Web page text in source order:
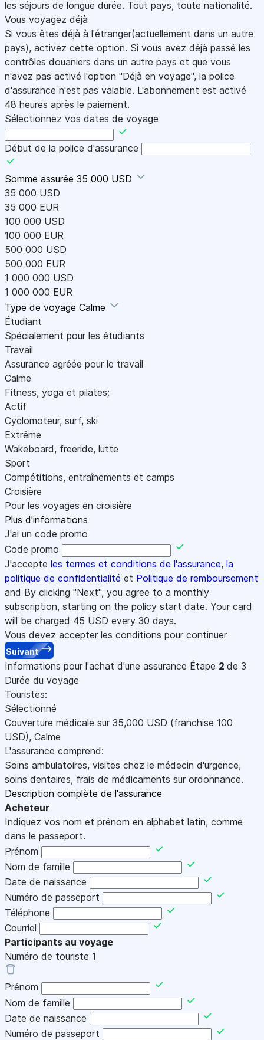
les séjours de longue durée. Tout pays, toute nationalité.
Vous voyagez déjà
Si vous êtes déjà à l'étranger(actuellement dans un autre
pays), activez cette option. Si vous avez déjà passé les
contrôles douaniers dans un autre pays et que vous
n'avez pas activé l'option "Déjà en voyage", la police
d'assurance n'est pas valable. L'abonnement est activé
48 heures après le paiement.
Sélectionnez vos dates de voyage
Début de la police d'assurance
Somme assurée 35 000 USD
35 000 USD
35 000 EUR
100 000 USD
100 000 EUR
500 000 USD
500 000 EUR
1 000 000 USD
1 000 000 EUR
Type de voyage Calme
Étudiant
Spécialement pour les étudiants
Travail
Assurance agréée pour le travail
Calme
Fitness, yoga et pilates;
Actif
Cyclomoteur, surf, ski
Extrême
Wakeboard, freeride, lutte
Sport
Compétitions, entraînements et camps
Croisière
Pour les voyages en croisière
Plus d'informations
J'ai un code promo
Code promo
J'accepte les termes et conditions de l'assurance, la
politique de confidentialité et Politique de remboursement
and By clicking "Next", you agree to a monthly
subscription, starting on the policy start date. Your card
will be charged 45 USD every 30 days.
Vous devez accepter les conditions pour continuer
Suivant
Informations pour l'achat d'une assurance Étape 2 de 3
Durée du voyage
Touristes:
Sélectionné
Couverture médicale sur 35,000 USD (franchise 100
USD), Calme
L'assurance comprend:
Soins ambulatoires, visites chez le médecin d'urgence,
soins dentaires, frais de médicaments sur ordonnance.
Description complète de l'assurance
Acheteur
Indiquez vos nom et prénom en alphabet latin, comme
dans le passeport.
Prénom
Nom de famille
Date de naissance
Numéro de passeport
Téléphone
Courriel
Participants au voyage
Numéro de touriste 1
Prénom
Nom de famille
Date de naissance
Numéro de passeport